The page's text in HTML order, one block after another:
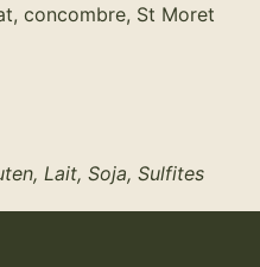
concombre, St Moret
Lait, Soja, Sulfites